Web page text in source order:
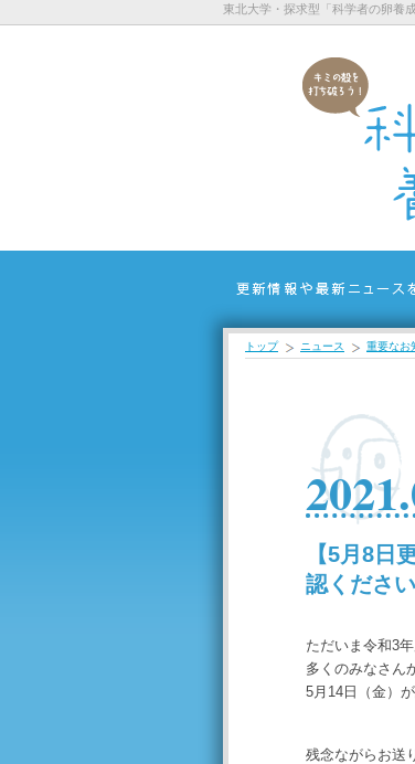
東北大学・探求型「科学者の卵養
トップ ニュース 重要なお
【5月8日
認ください
ただいま令和3
多くのみなさん
5月14日（金）
残念ながらお送